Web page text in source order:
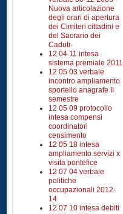
Nuova articolazione
degli orari di apertura
dei Cimiteri cittadini e
del Sacrario dei
Caduti-
12 04 11 intesa
sistema premiale 2011
12 05 03 verbale
incontro ampliamento
sportello anagrafe II
semestre
12 05 09 protocollo
intesa compensi
coordinatori
censimento
12 05 18 intesa
ampliamento servizi x
visita pontefice
12 07 04 verbale
politiche
occupazionali 2012-
14
12 07 10 intesa debiti